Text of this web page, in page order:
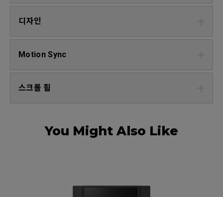
디자인
Motion Sync
스크롤 휠
You Might Also Like